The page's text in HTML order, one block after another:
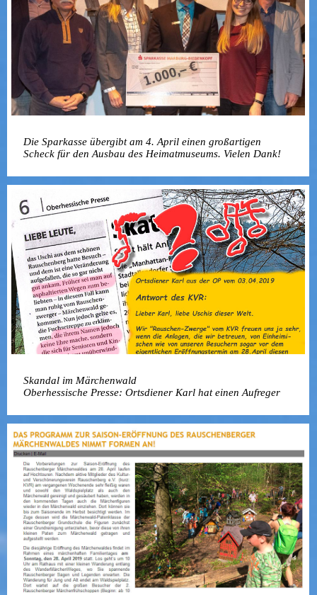
Die Sparkasse übergibt am 4. April einen großartigen
Scheck für den Ausbau des Heimatmuseums. Vielen Dank!
Skandal im Märchenwald
Oberhessische Presse: Ortsdiener Karl hat einen Aufreger